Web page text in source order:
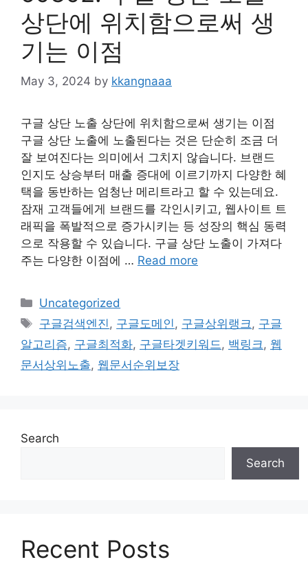
상단에 위치함으로써 생
기는 이점
May 3, 2024 by kkangnaaa
구글 상단 노출 상단에 위치함으로써 생기는 이점
구글 상단 노출에 노출된다는 것은 단순히 조금 더
잘 보여진다는 의미에서 그치지 않습니다. 브랜드
인지도 상승부터 매출 증대에 이르기까지 다양한 혜
택을 동반하는 엄청난 메리트라고 할 수 있는데요.
잠재 고객들에게 브랜드를 각인시키고, 웹사이트 트
래픽을 폭발적으로 증가시키는 등 성장의 핵심 동력
으로 작용할 수 있습니다. 구글 상단 노출이 가져다
주는 다양한 이점에 … Read more
Categories
Uncategorized
Tags
구글검색엔진, 구글도메인, 구글상위랭크, 구글
알고리즘, 구글최적화, 구글타겟키워드, 백링크, 웹
문서상위노출, 웹문서순위보장
Search
Search
Recent Posts